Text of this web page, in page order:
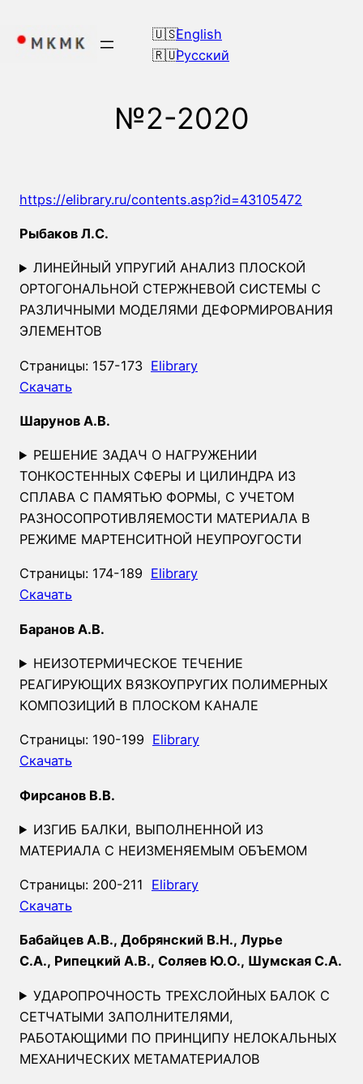
содержимому
English
Русский
№2-2020
https://elibrary.ru/contents.asp?id=43105472
Рыбаков Л.С.
ЛИНЕЙНЫЙ УПРУГИЙ АНАЛИЗ ПЛОСКОЙ
ОРТОГОНАЛЬНОЙ СТЕРЖНЕВОЙ СИСТЕМЫ С
РАЗЛИЧНЫМИ МОДЕЛЯМИ ДЕФОРМИРОВАНИЯ
ЭЛЕМЕНТОВ
Страницы: 157-173 Elibrary
Скачать
Шарунов А.В.
РЕШЕНИЕ ЗАДАЧ О НАГРУЖЕНИИ
ТОНКОСТЕННЫХ СФЕРЫ И ЦИЛИНДРА ИЗ
СПЛАВА С ПАМЯТЬЮ ФОРМЫ, С УЧЕТОМ
РАЗНОСОПРОТИВЛЯЕМОСТИ МАТЕРИАЛА В
РЕЖИМЕ МАРТЕНСИТНОЙ НЕУПРОУГОСТИ
Страницы: 174-189 Elibrary
Скачать
Баранов А.В.
НЕИЗОТЕРМИЧЕСКОЕ ТЕЧЕНИЕ
РЕАГИРУЮЩИХ ВЯЗКОУПРУГИХ ПОЛИМЕРНЫХ
КОМПОЗИЦИЙ В ПЛОСКОМ КАНАЛЕ
Страницы: 190-199 Elibrary
Скачать
Фирсанов В.В.
ИЗГИБ БАЛКИ, ВЫПОЛНЕННОЙ ИЗ
МАТЕРИАЛА С НЕИЗМЕНЯЕМЫМ ОБЪЕМОМ
Страницы: 200-211
Elibrary
Скачать
Бабайцев А.В., Добрянский В.Н., Лурье
С.А., Рипецкий А.В., Соляев Ю.О., Шумская С.А.
УДАРОПРОЧНОСТЬ ТРЕХСЛОЙНЫХ БАЛОК С
СЕТЧАТЫМИ ЗАПОЛНИТЕЛЯМИ,
РАБОТАЮЩИМИ ПО ПРИНЦИПУ НЕЛОКАЛЬНЫХ
МЕХАНИЧЕСКИХ МЕТАМАТЕРИАЛОВ